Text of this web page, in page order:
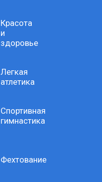
Красота
и
здоровье
Легкая
атлетика
Спортивная
гимнастика
Фехтование